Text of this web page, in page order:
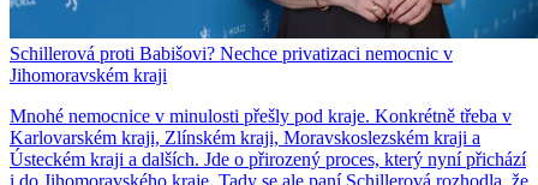
Schillerová proti Babišovi? Nechce privatizaci nemocnic v
Jihomoravském kraji
Mnohé nemocnice v minulosti přešly pod kraje. Konkrétně třeba v
Karlovarském kraji, Zlínském kraji, Moravskoslezském kraji a
Ústeckém kraji a dalších. Jde o přirozený proces, který nyní přichází